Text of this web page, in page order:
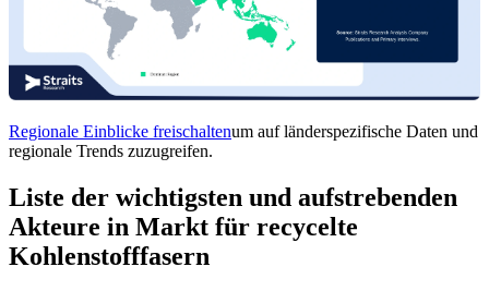
Regionale Einblicke freischaltenum auf länderspezifische Daten und
regionale Trends zuzugreifen.
Liste der wichtigsten und aufstrebenden
Akteure in Markt für recycelte
Kohlenstofffasern